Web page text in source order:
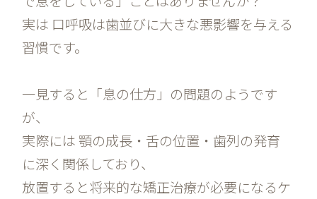
実は 口呼吸は歯並びに大きな悪影響を与える
習慣です。
一見すると「息の仕方」の問題のようです
が、
実際には 顎の成長・舌の位置・歯列の発育
に深く関係しており、
放置すると将来的な矯正治療が必要になるケ